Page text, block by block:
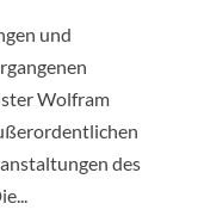
und
Wolfram
des